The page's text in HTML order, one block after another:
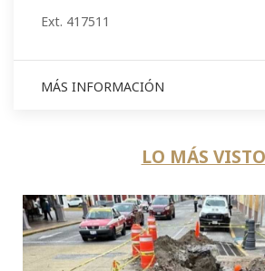
Ext. 417511
MÁS INFORMACIÓN
LO MÁS VISTO